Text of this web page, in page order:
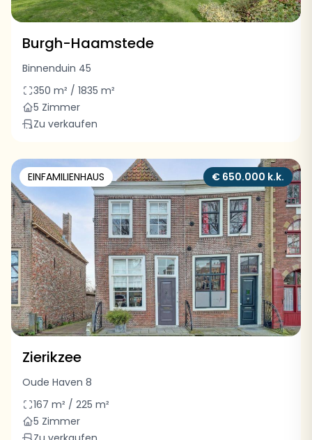
Burgh-Haamstede
Binnenduin 45
350 m² / 1835 m²
5 Zimmer
Zu verkaufen
EINFAMILIENHAUS € 650.000 k.k.
Zierikzee
Oude Haven 8
167 m² / 225 m²
5 Zimmer